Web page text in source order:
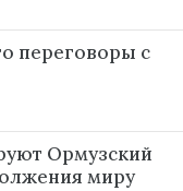
переговоры с
Ормузский
миру